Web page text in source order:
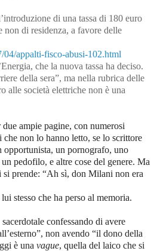
di una tassa di 180 euro
non di residenza, a favore delle
appalti-fisco-abusi-102.html
che la nuova tassa ha deciso.
della sera”, ma nella rubrica delle
alle società elettriche non è una
ampie pagine, con numerosi
non lo hanno letto, se lo scrittore
un pornografo, uno
pedofilo, e altre cose del genere. Ma
prende: “Ah sì, don Milani non era
stesso che ha perso al memoria.
confessando di avere
non avendo “il dono della
è una vague, quella del laico che si